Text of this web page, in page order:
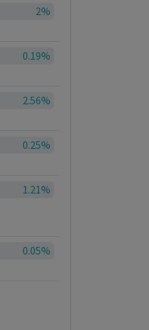
2%
0.19%
2.56%
0.25%
1.21%
0.05%